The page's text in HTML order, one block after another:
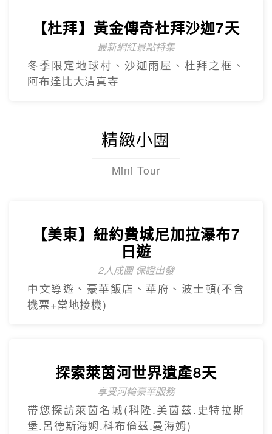
【杜拜】黃金傳奇杜拜沙迦7天
最新網紅景點特集
冬季限定地球村、沙迦⾬屋、杜拜之框、
阿布達比大清真寺
精緻小團
Mini Tour
【美東】紐約費城尼加拉瀑布7
日遊
2人成團 保證出發
中文導遊、豪華飯店、華府、波士頓(不含
機票+當地接機)
探索萊茵河世界遺產8天
享受河輪豪華服務
帶您探訪萊茵名城(科隆.美茵茲.史特拉斯
堡.呂德斯海姆.科布倫茲.曼海姆)